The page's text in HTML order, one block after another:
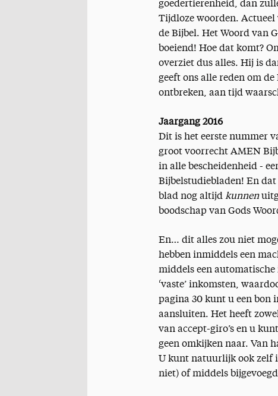
goedertierenheid, dan
Tijdloze woorden. Actueel
de Bijbel. Het Woord van
boeiend! Hoe dat komt?
overziet dus alles. Hij is
geeft ons alle reden om
ontbreken, aan tijd
Jaargang 2016
Dit is het eerste nummer
groot voorrecht AMEN
in alle bescheidenheid -
Bijbelstudiebladen! En dat
blad nog altijd kunnen
boodschap van Gods
En… dit alles zou niet
hebben inmiddels een
middels een
‘vaste’ inkomsten,
pagina 30 kunt u een bon
aansluiten. Het heeft
van accept-giro’s en u
geen omkijken naar. Van
U kunt natuurlijk ook zelf
niet) of middels